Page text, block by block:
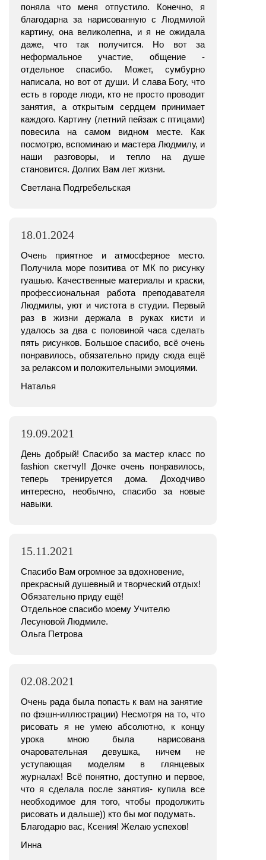
поняла что меня отпустило. Конечно, я
благодарна за нарисованную с Людмилой
картину, она великолепна, и я не ожидала
даже, что так получится. Но вот за
неформальное участие, общение -
отдельное спасибо. Может, сумбурно
написала, но вот от души. И слава Богу, что
есть в городе люди, кто не просто проводит
занятия, а открытым сердцем принимает
каждого. Картину (летний пейзаж с птицами)
повесила на самом видном месте. Как
посмотрю, вспоминаю и мастера Людмилу, и
наши разговоры, и тепло на душе
становится. Долгих Вам лет жизни.
Светлана Подгребельская
18.01.2024
Очень приятное и атмосферное место.
Получила море позитива от МК по рисунку
гуашью. Качественные материалы и краски,
профессиональная работа преподавателя
Людмилы, уют и чистота в студии. Первый
раз в жизни держала в руках кисти и
удалось за два с половиной часа сделать
пять рисунков. Большое спасибо, всё очень
понравилось, обязательно приду сюда ещё
за релаксом и положительными эмоциями.
Наталья
19.09.2021
День добрый! Спасибо за мастер класс по
fashion скетчу!! Дочке очень понравилось,
теперь тренируется дома. Доходчиво
интересно, необычно, спасибо за новые
навыки.
15.11.2021
Спасибо Вам огромное за вдохновение,
прекрасный душевный и творческий отдых!
Обязательно приду ещё!
Отдельное спасибо моему Учителю
Лесуновой Людмиле.
Ольга Петрова
02.08.2021
Очень рада была попасть к вам на занятие
по фэшн-иллюстрации) Несмотря на то, что
рисовать я не умею абсолютно, к концу
урока мною была нарисована
очаровательная девушка, ничем не
уступающая моделям в глянцевых
журналах! Всё понятно, доступно и первое,
что я сделала после занятия- купила все
необходимое для того, чтобы продолжить
рисовать и дальше)) кто бы мог подумать.
Благодарю вас, Ксения! Желаю успехов!
Инна